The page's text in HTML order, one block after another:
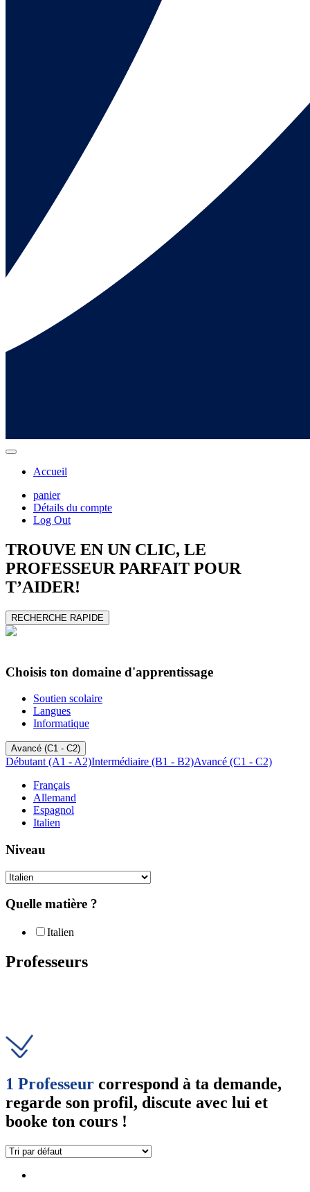
Accueil
panier
Détails du compte
Log Out
TROUVE EN UN CLIC, LE
PROFESSEUR PARFAIT POUR
T’AIDER!
RECHERCHE RAPIDE
Choisis ton domaine d'apprentissage
Soutien scolaire
Langues
Informatique
Avancé (C1 - C2)
Débutant (A1 - A2)Intermédiaire (B1 - B2)Avancé (C1 - C2)
Français
Allemand
Espagnol
Italien
Niveau
Quelle matière ?
Italien
Professeurs
1 Professeur correspond à ta demande,
regarde son profil, discute avec lui et
booke ton cours !